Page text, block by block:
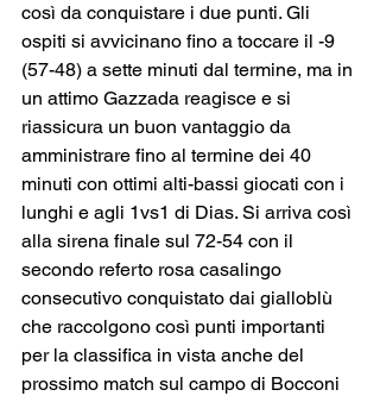
così da conquistare i due punti. Gli
ospiti si avvicinano fino a toccare il -9
(57-48) a sette minuti dal termine, ma in
un attimo Gazzada reagisce e si
riassicura un buon vantaggio da
amministrare fino al termine dei 40
minuti con ottimi alti-bassi giocati con i
lunghi e agli 1vs1 di Dias. Si arriva così
alla sirena finale sul 72-54 con il
secondo referto rosa casalingo
consecutivo conquistato dai gialloblù
che raccolgono così punti importanti
per la classifica in vista anche del
prossimo match sul campo di Bocconi